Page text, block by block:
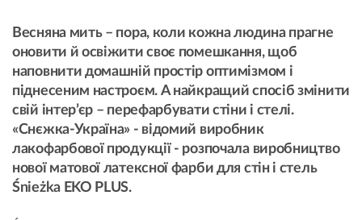
Весняна мить – пора, коли кожна людина прагне
оновити й освіжити своє помешкання, щоб
наповнити домашній простір оптимізмом і
піднесеним настроєм. А найкращий спосіб змінити
свій інтер’єр – перефарбувати стіни і стелі.
«Снєжка-Україна» - відомий виробник
лакофарбової продукції - розпочала виробництво
нової матової латексної фарби для стін і стель
Śnieżka EKO PLUS.